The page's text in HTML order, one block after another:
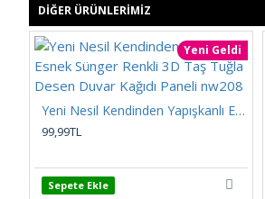
DIĞER ÜRÜNLERIMIZ
Yeni Geldi
Yeni Nesil Kendinden Yapışkanlı Esnek Sünger Renkli 3D Taş Tuğla Desen Duvar Kağıdı Paneli nw208
99,99TL
Sepete Ekle